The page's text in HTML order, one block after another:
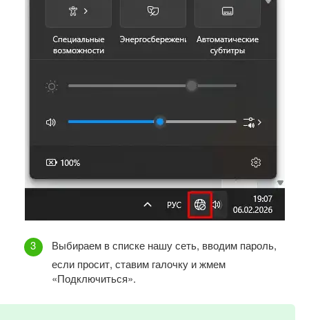
Выбираем в списке нашу сеть, вводим пароль,
если просит, ставим галочку и жмем
«Подключиться».